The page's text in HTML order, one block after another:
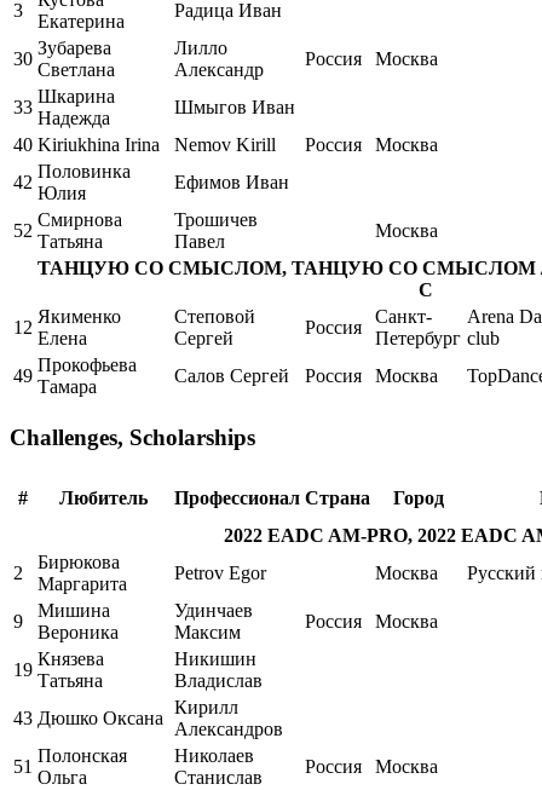
3
Екатерина
Радица Иван
30
Зубарева
Светлана
Лилло
Александр
Россия Москва
33
Шкарина
Надежда
Шмыгов Иван
40 Kiriukhina Irina Nemov Kirill Россия
Москва
42
Половинка
Юлия
Ефимов Иван
52
Смирнова
Татьяна
Трошичев
Павел
Москва
ТАНЦУЮ СО СМЫСЛОМ, ТАНЦУЮ СО СМЫСЛОМ / Int.
C
12
Якименко
Елена
Степовой
Сергей
Россия
Санкт-
Петербург
Arena
club
49
Прокофьева
Тамара
Салов Сергей Россия Москва
Challenges, Scholarships
# Любитель Профессионал Страна Город
2022 EADC AM-PRO, 2022 EADC
2
Бирюкова
Маргарита
Petrov Egor Москва Русский
9
Мишина
Вероника
Удинчаев
Максим
Россия Москва
19
Князева
Татьяна
Никишин
Владислав
43 Дюшко Оксана
Кирилл
Александров
51
Полонская
Ольга
Николаев
Станислав
Россия Москва